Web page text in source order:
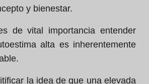
y bienestar.
de vital importancia entender
alta es inherentemente
la idea de que una elevada